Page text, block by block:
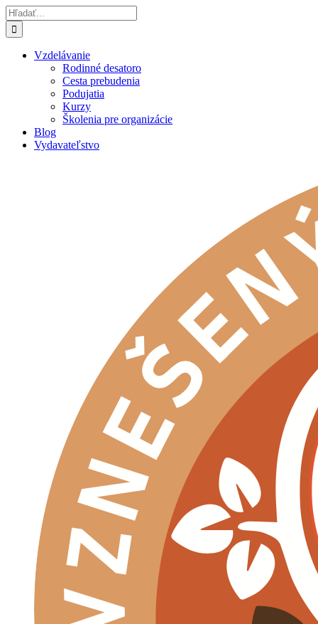
Skip
to
content
Hľadať:
Vzdelávanie
Rodinné desatoro
Cesta prebudenia
Podujatia
Kurzy
Školenia pre organizácie
Blog
Vydavateľstvo